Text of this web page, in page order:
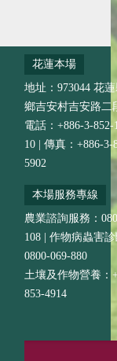
花蓮本場
地址：973044 花
鄉吉安村吉安路二
電話：+886-3-852-
10 | 傳真：+886-3-
5902
本場服務專線
農業諮詢服務：
108 | 作物病蟲害
0800-069-880
土壤及作物營養：
853-4914